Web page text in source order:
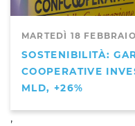
MARTEDÌ 18
SOSTENIBILITÀ:
COOPERATIVE
MLD, +26%
,